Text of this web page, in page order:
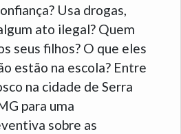
Usa drogas,
ato ilegal? Quem
seus filhos? O que eles
estão na escola? Entre
na cidade de Serra
para uma
sobre as